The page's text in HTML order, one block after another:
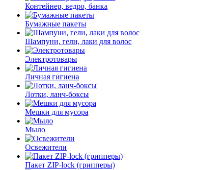
Контейнер, ведро, банка
Бумажные пакеты
Шампуни, гели, лаки для волос
Электротовары
Личная гигиена
Лотки, ланч-боксы
Мешки для мусора
Мыло
Освежители
Пакет ZIP-lock (грипперы)